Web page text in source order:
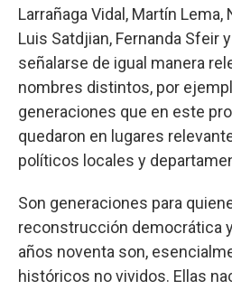
Larrañaga Vidal, Martín
Luis Satdjian, Fernanda Sfeir
señalarse de igual manera
nombres distintos, por
generaciones que en este
quedaron en lugares
políticos locales y
Son generaciones para
reconstrucción democrática
años noventa son,
históricos no vividos. Ellas